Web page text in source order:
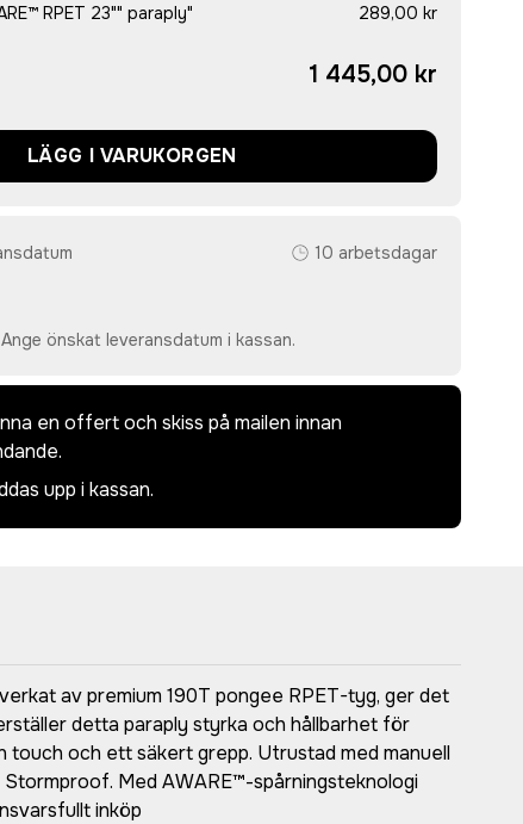
RPET 23"" paraply" 289,00 kr
1 445,00 kr
LÄGG I VARUKORGEN
10 arbetsdagar
önskat leveransdatum i kassan.
en offert och skiss på mailen innan
upp i kassan.
av premium 190T pongee RPET-tyg, ger det
detta paraply styrka och hållbarhet för
touch och ett säkert grepp. Utrustad med manuell
Med AWARE™-spårningsteknologi
inköp